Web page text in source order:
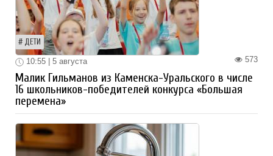
ДЕТИ
573
10:55 | 5 августа
Малик Гильманов из Каменска-Уральского в числе
16 школьников-победителей конкурса «Большая
перемена»